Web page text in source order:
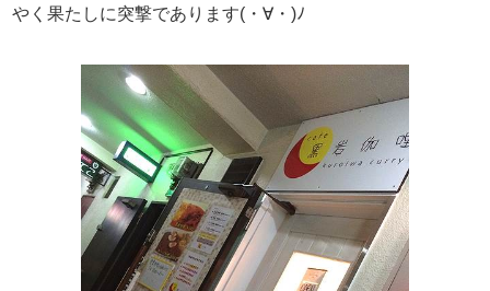
やく果たしに突撃であります(・∀・)ﾉ